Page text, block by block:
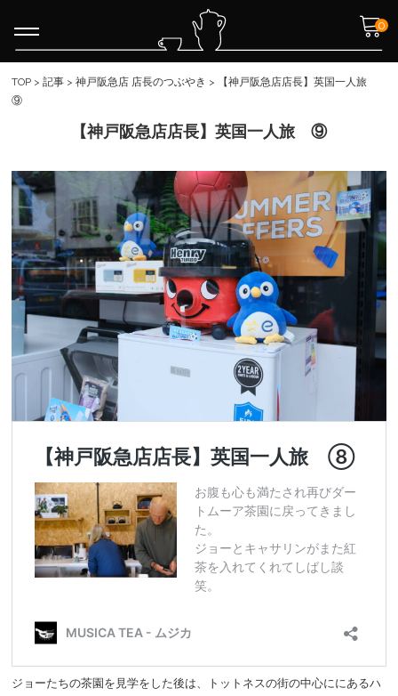
0
TOP > 記事 > 神戸阪急店 店長のつぶやき >
【神戸阪急店店長】英国一人旅
⑨
【神戸阪急店店長】英国一人旅 ⑨
ジョーたちの茶園を見学をした後は、トットネスの街の中心ににあるハ